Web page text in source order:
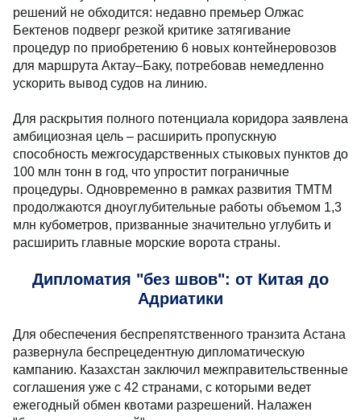
решений не обходится: недавно премьер Олжас
Бектенов подверг резкой критике затягивание
процедур по приобретению 6 новых контейнеровозов
для маршрута Актау–Баку, потребовав немедленно
ускорить вывод судов на линию.
Для раскрытия полного потенциала коридора заявлена
амбициозная цель – расширить пропускную
способность межгосударственных стыковых пунктов до
100 млн тонн в год, что упростит пограничные
процедуры. Одновременно в рамках развития ТМТМ
продолжаются дноуглубительные работы объемом 1,3
млн кубометров, призванные значительно углубить и
расширить главные морские ворота страны.
Дипломатия "без швов": от Китая до
Адриатики
Для обеспечения беспрепятственного транзита Астана
развернула беспрецедентную дипломатическую
кампанию. Казахстан заключил межправительственные
соглашения уже с 42 странами, с которыми ведет
ежегодный обмен квотами разрешений. Налажен